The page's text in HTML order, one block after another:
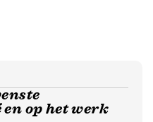
op het werk